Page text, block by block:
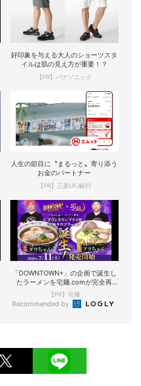
好印象を与える大人のショーツスタ
イルは肌の見え方が重要！？
【PR】パナソニック
人生の節目に〝まるっと〟寄り添う
お金のパートナー
【PR】三菱UFJ銀行
「DOWNTOWN+」の企画で誕生し
たラーメンを宅麺.comが完全再
現！
【PR】宅麺
Recommended by